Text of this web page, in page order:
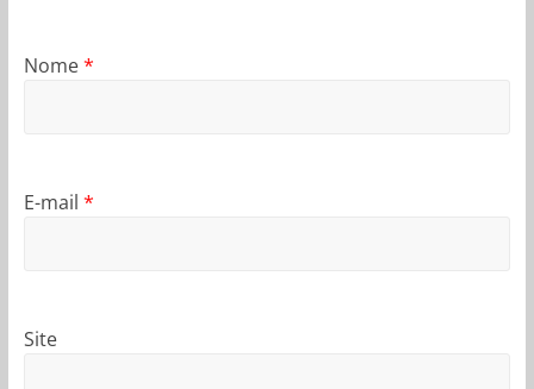
Nome*
E-mail *
Site